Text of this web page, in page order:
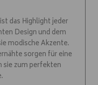
das Highlight jeder
Design und dem
modische Akzente.
sorgen für eine
sie zum perfekten